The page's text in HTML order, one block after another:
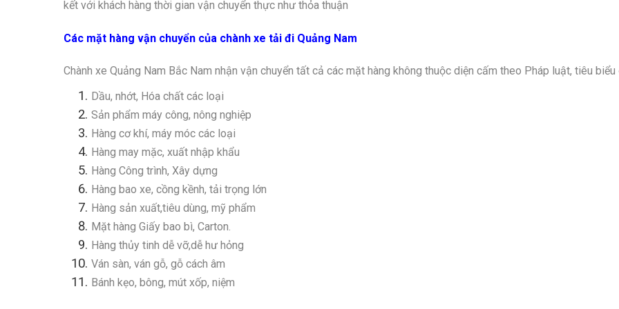
kết với khách hàng thời gian vận chuyển thực như thỏa thuận
Các mặt hàng vận chuyển của chành xe tải đi Quảng Nam
Chành xe Quảng Nam Bắc Nam nhận vận chuyển tất cả các mặt hàng không thuộc diện cấm theo Pháp luật, tiêu biểu
Dầu, nhớt, Hóa chất các loại
Sản phẩm máy công, nông nghiệp
Hàng cơ khí, máy móc các loại
Hàng may mặc, xuất nhập khẩu
Hàng Công trình, Xây dựng
Hàng bao xe, cồng kềnh, tải trọng lớn
Hàng sản xuất,tiêu dùng, mỹ phẩm
Mặt hàng Giấy bao bì, Carton.
Hàng thủy tinh dễ vỡ,dễ hư hỏng
Ván sàn, ván gỗ, gỗ cách âm
Bánh kẹo, bông, mút xốp, niệm